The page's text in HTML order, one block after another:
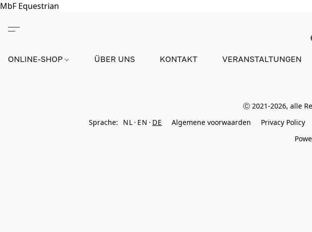
MbF Equestrian
ONLINE-SHOP ÜBER UNS KONTAKT VERANSTALTUNGEN
Ⓒ 2021-2026, alle
Sprache:
NL EN DE Algemene voorwaarden Privacy Policy